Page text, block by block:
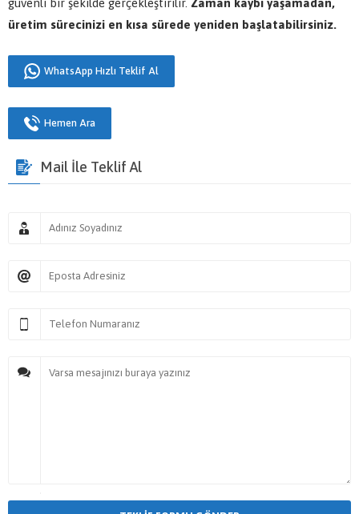
üretim sürecinizi en kısa sürede yeniden başlatabilirsiniz.
WhatsApp Hızlı Teklif Al
Hemen Ara
Mail İle Teklif Al